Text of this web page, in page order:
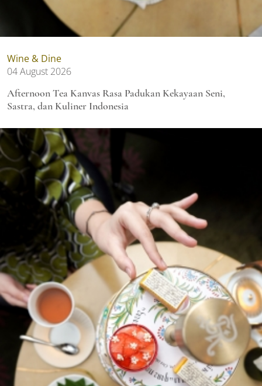
Wine & Dine
04 August 2026
Afternoon Tea Kanvas Rasa Padukan Kekayaan Seni,
Sastra, dan Kuliner Indonesia